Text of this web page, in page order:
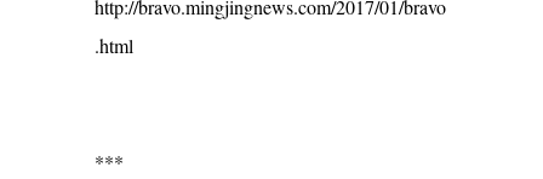
http://bravo.mingjingnews.com/2017/01/bravo
.html
***